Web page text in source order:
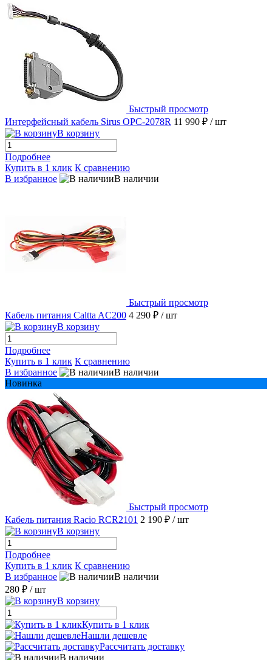
Быстрый просмотр
Интерфейсный кабель Sirus OPC-2078R 11 990 ₽ / шт
В корзину
Подробнее
Купить в 1 клик К сравнению
В избранное
В наличии
Быстрый просмотр
Кабель питания Caltta AC200 4 290 ₽ / шт
В корзину
Подробнее
Купить в 1 клик К сравнению
В избранное
В наличии
Новинка
Быстрый просмотр
Кабель питания Racio RCR2101 2 190 ₽ / шт
В корзину
Подробнее
Купить в 1 клик К сравнению
В избранное
В наличии
280 ₽ / шт
В корзину
Купить в 1 клик
Нашли дешевле
Рассчитать доставку
В наличии